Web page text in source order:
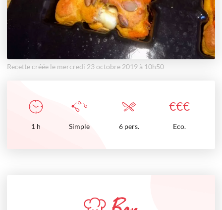
Recette créée le mercredi 23 octobre 2019 à 10h50
€€€
1 h Simple 6 pers. Eco.